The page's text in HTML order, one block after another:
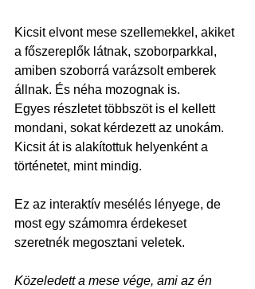
Kicsit elvont mese szellemekkel, akiket
a főszereplők látnak, szoborparkkal,
amiben szoborrá varázsolt emberek
állnak. És néha mozognak is.
Egyes részletet többszöt is el kellett
mondani, sokat kérdezett az unokám.
Kicsit át is alakítottuk helyenként a
történetet, mint mindig.
Ez az interaktív mesélés lényege, de
most egy számomra érdekeset
szeretnék megosztani veletek.
Közeledett a mese vége, ami az én